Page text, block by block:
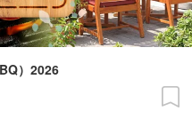
）2026